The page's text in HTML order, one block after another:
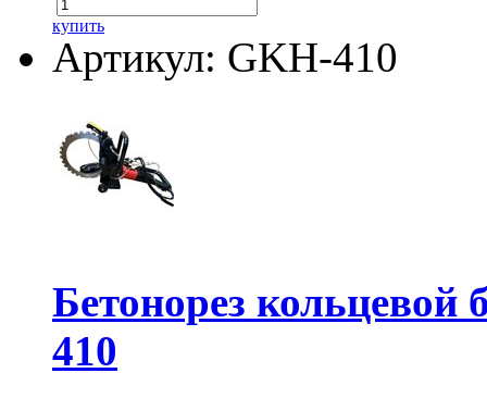
купить
Артикул: GKH-410
Бетонорез
410